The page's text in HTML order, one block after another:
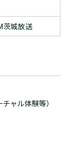
茨城放送
ャル体験等）